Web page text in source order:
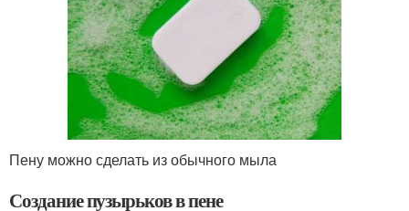
Пену можно сделать из обычного мыла
Создание пузырьков в пене